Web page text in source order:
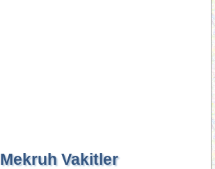
Mekruh Vakitler